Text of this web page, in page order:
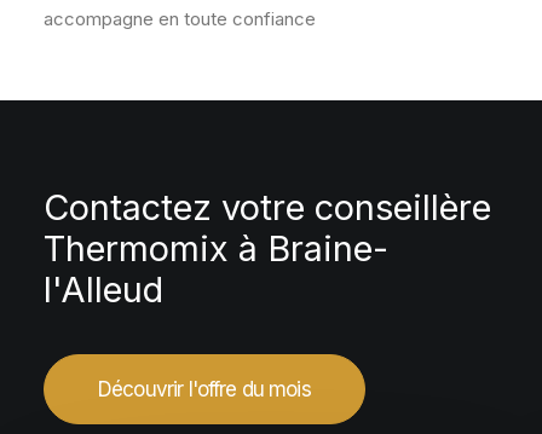
accompagne en toute confiance
Contactez votre conseillère
Thermomix à Braine-
l'Alleud
Découvrir l'offre du mois